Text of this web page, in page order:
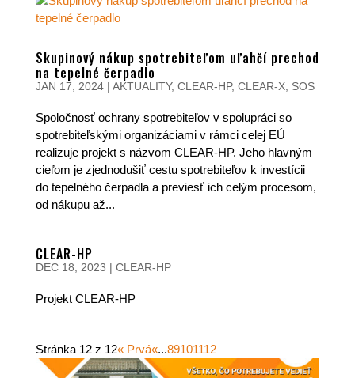
Skupinový nákup spotrebiteľom uľahčí prechod
na tepelné čerpadlo
JAN 17, 2024| AKTUALITY, CLEAR-HP, CLEAR-X, SOS
Spoločnosť ochrany spotrebiteľov v spolupráci so
spotrebiteľskými organizáciami v rámci celej EÚ
realizuje projekt s názvom CLEAR-HP. Jeho hlavným
cieľom je zjednodušiť cestu spotrebiteľov k investícii
do tepelného čerpadla a previesť ich celým procesom,
od nákupu až...
CLEAR-HP
DEC 18, 2023 | CLEAR-HP
Projekt CLEAR-HP
Stránka 12 z 12« Prvá«...89101112